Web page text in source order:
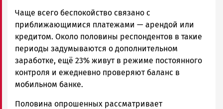
Чаще всего беспокойство связано с
приближающимися платежами — арендой или
кредитом. Около половины респондентов в такие
периоды задумываются о дополнительном
заработке, ещё 23% живут в режиме постоянного
контроля и ежедневно проверяют баланс в
мобильном банке.
Половина опрошенных рассматривает